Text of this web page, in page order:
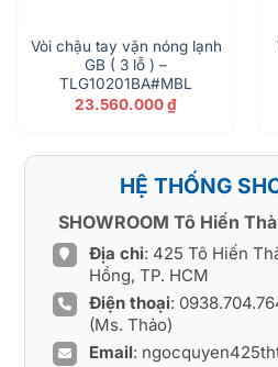
Vòi chậu tay vặn nóng lạnh
GB ( 3 lỗ ) –
TLG10201BA#MBL
23.560.000₫
HỆ THỐNG
SHOWROOM Tô Hiến
Địa chỉ: 425 Tô Hiến
Hồng, TP. HCM
Điện thoại:
(Ms. Thảo)
Email: